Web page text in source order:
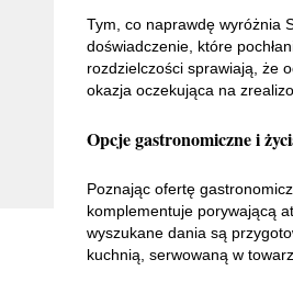
Tym, co naprawdę wyróżnia
doświadczenie, które
rozdzielczości sprawiają, że
okazja oczekująca na
Opcje gastronomiczne i
Poznając ofertę
komplementuje porywającą
wyszukane dania są
kuchnią, serwowaną w